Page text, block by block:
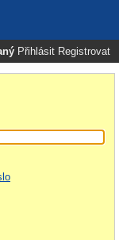
Přihlásit Registrovat